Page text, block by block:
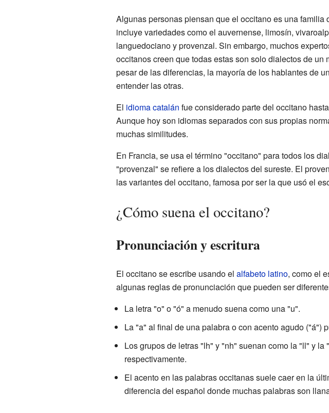
Algunas personas piensan que el occitano es una familia
incluye variedades como el auvernense, limosín,
languedociano y provenzal. Sin embargo, muchos
occitanos creen que todas estas son solo dialectos de un
pesar de las diferencias, la mayoría de los hablantes de
entender las otras.
El idioma catalán fue considerado parte del occitano
Aunque hoy son idiomas separados con sus propias
muchas similitudes.
En Francia, se usa el término "occitano" para todos los
"provenzal" se refiere a los dialectos del sureste. El
las variantes del occitano, famosa por ser la que usó el
¿Cómo suena el occitano?
Pronunciación y escritura
El occitano se escribe usando el alfabeto latino, como el
algunas reglas de pronunciación que pueden ser
La letra "o" o "ó" a menudo suena como una "u".
La "a" al final de una palabra o con acento agudo ("á")
Los grupos de letras "lh" y "nh" suenan como la "ll" y la
respectivamente.
El acento en las palabras occitanas suele caer en la
diferencia del español donde muchas palabras son